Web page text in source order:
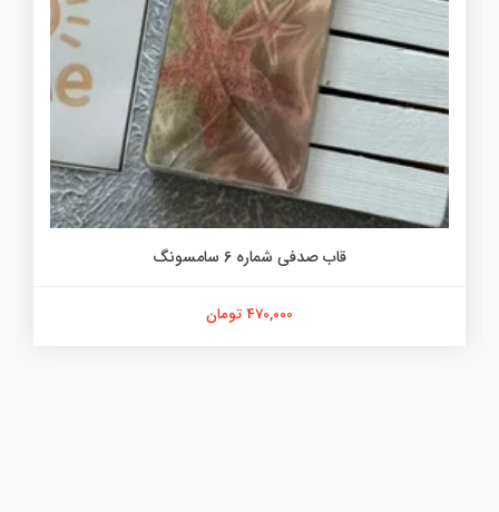
قاب صدفی شماره 6 سامسونگ
470,000 تومان